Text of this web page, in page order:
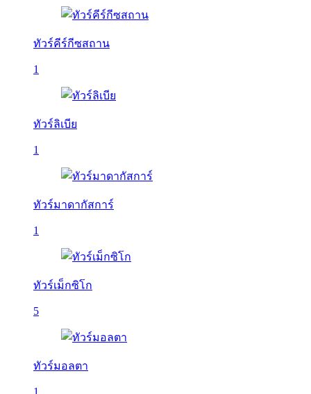
ทัวร์คีร์กีซสถาน
1
ทัวร์ลิเบีย
1
ทัวร์มาดากัสการ์
1
ทัวร์เม็กซิโก
5
ทัวร์มอลตา
1